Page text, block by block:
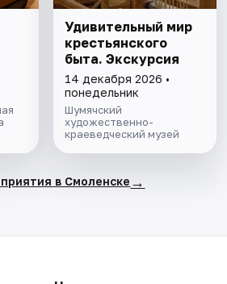
Удивительный мир
крестьянского
быта. Экскурсия
14 декабря 2026 •
понедельник
Шумячский
художественно-
краеведческий музей
в Смоленске →